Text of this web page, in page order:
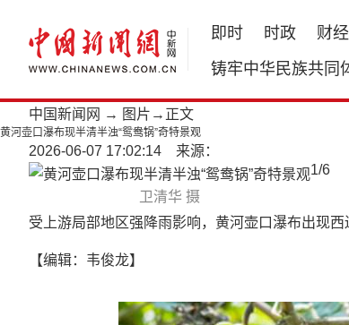
即时 时政 财经
铸牢中华民族共同
中国新闻网 → 图片 →正文
黄河壶口瀑布现半清半浊“鸳鸯锅”奇特景观
2026-06-07 17:02:14 来源：
卫清华 摄
1/6
受上游局部地区强降雨影响，黄河壶口瀑布出现
【编辑：韦俊龙】